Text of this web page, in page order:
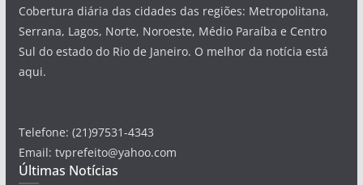
Cobertura diária das cidades das regiões: Metropolitana,
Serrana, Lagos, Norte, Noroeste, Médio Paraíba e Centro
Sul do estado do Rio de Janeiro. O melhor da notícia está
aqui.
Telefone: (21)97531-4343
Email: tvprefeito@yahoo.com
Últimas Notícias